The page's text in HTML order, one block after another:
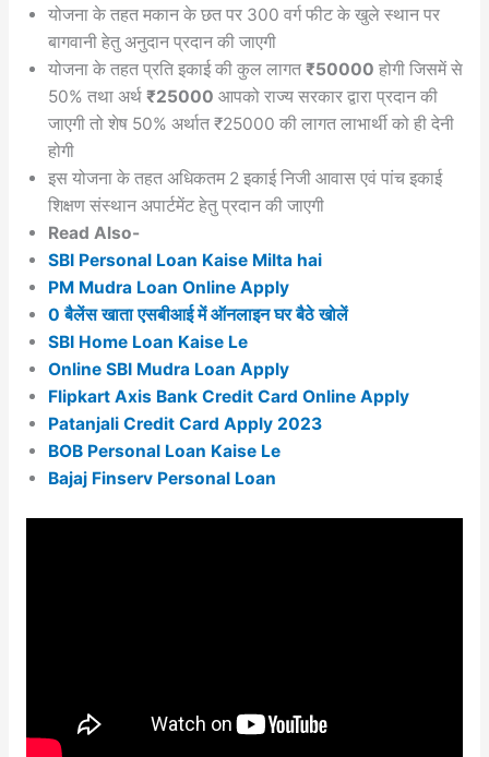
योजना के तहत मकान के छत पर 300 वर्ग फीट के खुले स्थान पर
बागवानी हेतु अनुदान प्रदान की जाएगी
योजना के तहत प्रति इकाई की कुल लागत ₹50000 होगी जिसमें से
50% तथा अर्थ ₹25000 आपको राज्य सरकार द्वारा प्रदान की
जाएगी तो शेष 50% अर्थात ₹25000 की लागत लाभार्थी को ही देनी
होगी
इस योजना के तहत अधिकतम 2 इकाई निजी आवास एवं पांच इकाई
शिक्षण संस्थान अपार्टमेंट हेतु प्रदान की जाएगी
Read Also-
SBI Personal Loan Kaise Milta hai
PM Mudra Loan Online Apply
0 बैलेंस खाता एसबीआई में ऑनलाइन घर बैठे खोलें
SBI Home Loan Kaise Le
Online SBI Mudra Loan Apply
Flipkart Axis Bank Credit Card Online Apply
Patanjali Credit Card Apply 2023
BOB Personal Loan Kaise Le
Bajaj Finserv Personal Loan